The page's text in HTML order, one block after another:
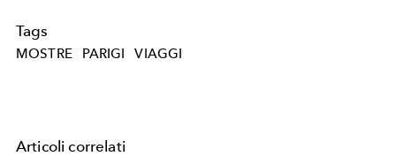
Tags
MOSTRE PARIGI VIAGGI
Articoli correlati